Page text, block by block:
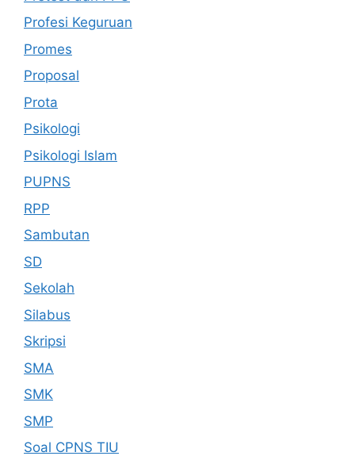
Profesi Keguruan
Promes
Proposal
Prota
Psikologi
Psikologi Islam
PUPNS
RPP
Sambutan
SD
Sekolah
Silabus
Skripsi
SMA
SMK
SMP
Soal CPNS TIU